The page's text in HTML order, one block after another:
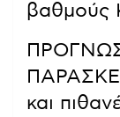
βαθμούς
και